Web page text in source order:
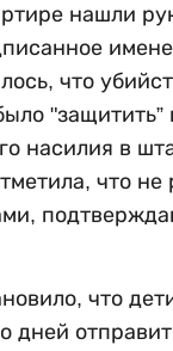
нашли
что
"защитить”
насилия в
что не
что
дней